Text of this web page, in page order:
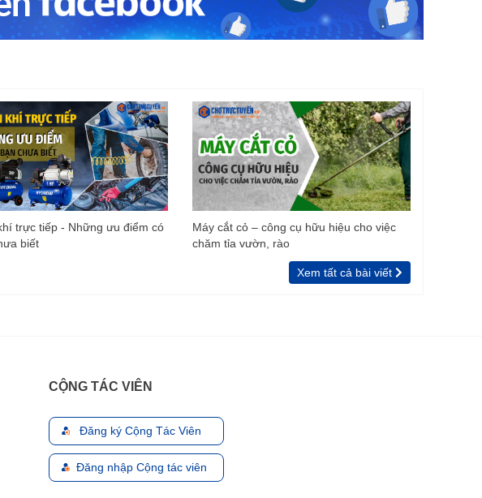
trực tiếp - Những ưu điểm có
biết
Máy cắt cỏ – công cụ hữu hiệu cho việc
chăm tỉa vườn, rào
Xem tất cả bài viết
CỘNG TÁC VIÊN
Đăng ký Cộng Tác Viên
Đăng nhập Cộng tác viên